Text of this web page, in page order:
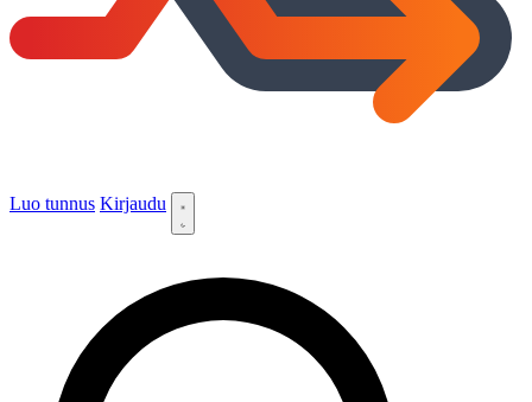
Luo tunnus Kirjaudu